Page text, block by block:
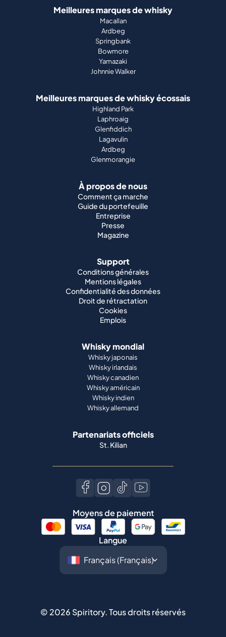
Meilleures marques de whisky
Macallan
Ardbeg
Springbank
Bowmore
Yamazaki
Johnnie Walker
Meilleures marques de whisky écossais
Highland Park
Laphroaig
Glenfiddich
Lagavulin
Ardbeg
Glenmorangie
À propos de nous
Comment ça marche
Guide du portefeuille
Entreprise
Presse
Magazine
Support
Conditions générales
Mentions légales
Confidentialité des données
Droit de rétractation
Cookies
Emplois
Whisky mondial
Whisky japonais
Whisky irlandais
Whisky canadien
Whisky américain
Whisky indien
Whisky allemand
Partenariats officiels
St. Kilian
Moyens de paiement
Langue
© 2026 Spiritory.Tous droits réservés